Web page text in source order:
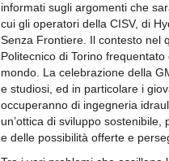
informati sugli argomenti che
cui gli operatori della CISV, di
Senza Frontiere. Il contesto nel
Politecnico di Torino
mondo. La celebrazione della
e studiosi, ed in particolare i
occuperanno di ingegneria
un’ottica di sviluppo
e delle possibilità offerte e